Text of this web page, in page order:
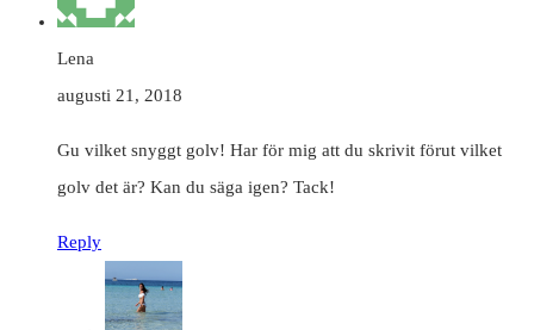
Lena
augusti 21, 2018
Gu vilket snyggt golv! Har för mig att du skrivit förut vilket
golv det är? Kan du säga igen? Tack!
Reply